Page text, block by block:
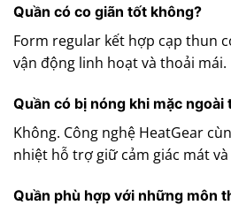
Quần có co giãn tốt không?
Form regular kết hợp cạp thun
vận động linh hoạt và thoải mái.
Quần có bị nóng khi mặc ngoài
Không. Công nghệ HeatGear
nhiệt hỗ trợ giữ cảm giác mát
Quần phù hợp với những môn